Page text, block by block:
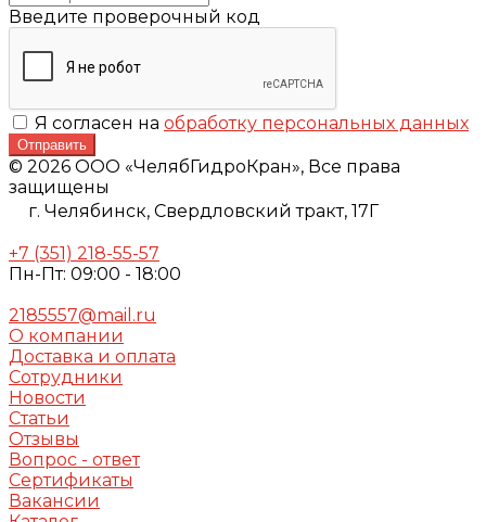
Введите проверочный код
Я согласен на обработку персональных данных
Отправить
© 2026 ООО «ЧелябГидроКран», Все права
защищены
г. Челябинск, Свердловский тракт, 17Г
+7 (351) 218-55-57
Пн-Пт: 09:00 - 18:00
2185557@mail.ru
О компании
Доставка и оплата
Сотрудники
Новости
Статьи
Отзывы
Вопрос - ответ
Сертификаты
Вакансии